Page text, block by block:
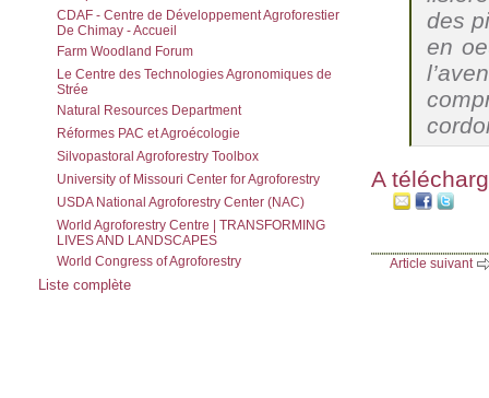
CDAF - Centre de Développement Agroforestier
De Chimay - Accueil
Farm Woodland Forum
Le Centre des Technologies Agronomiques de
Strée
Natural Resources Department
Réformes PAC et Agroécologie
Silvopastoral Agroforestry Toolbox
University of Missouri Center for Agroforestry
USDA National Agroforestry Center (NAC)
World Agroforestry Centre | TRANSFORMING
LIVES AND LANDSCAPES
World Congress of Agroforestry
Liste complète
des
en
A
Article suivant